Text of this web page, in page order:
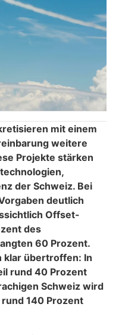
mit einem
weitere
Projekte stärken
der Schweiz. Bei
deutlich
Offset-
des
60 Prozent.
klar übertroffen: In
rund 40 Prozent
Schweiz wird
140 Prozent